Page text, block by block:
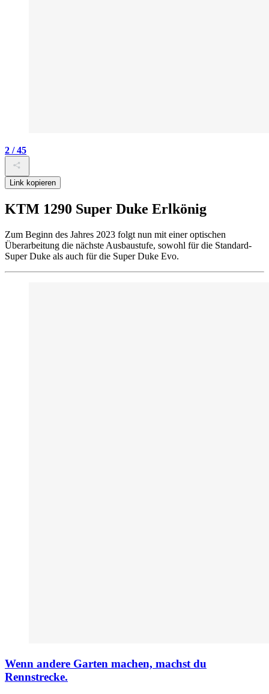
2 / 45
Link kopieren
KTM 1290 Super Duke Erlkönig
Zum Beginn des Jahres 2023 folgt nun mit einer optischen
Überarbeitung die nächste Ausbaustufe, sowohl für die Standard-
Super Duke als auch für die Super Duke Evo.
Wenn andere Garten machen, machst du
Rennstrecke.